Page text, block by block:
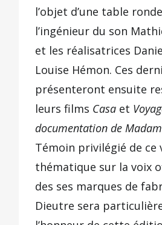
l’objet d’une table
l’ingénieur du son
et les réalisatrices
Louise Hémon. Ces
présenteront ensuite
leurs films Casa et
documentation de
Témoin privilégié de ce
thématique sur la voix
des ses marques de
Dieutre sera